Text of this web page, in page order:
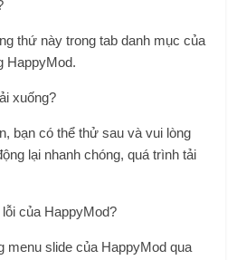
thứ này trong tab danh mục của
HappyMod.
xuống?
bạn có thể thử sau và vui lòng
lại nhanh chóng, quá trình tải
của HappyMod?
menu slide của HappyMod qua